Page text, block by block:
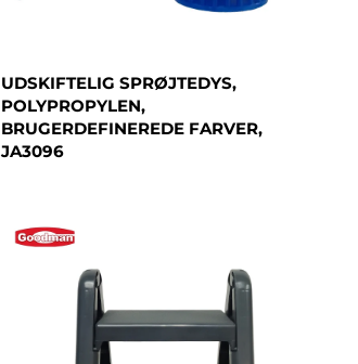
UDSKIFTELIG SPRØJTEDYS,
POLYPROPYLEN,
BRUGERDEFINEREDE FARVER,
JA3096